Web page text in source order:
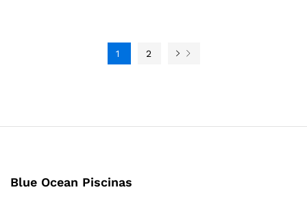
1 2
Blue Ocean Piscinas